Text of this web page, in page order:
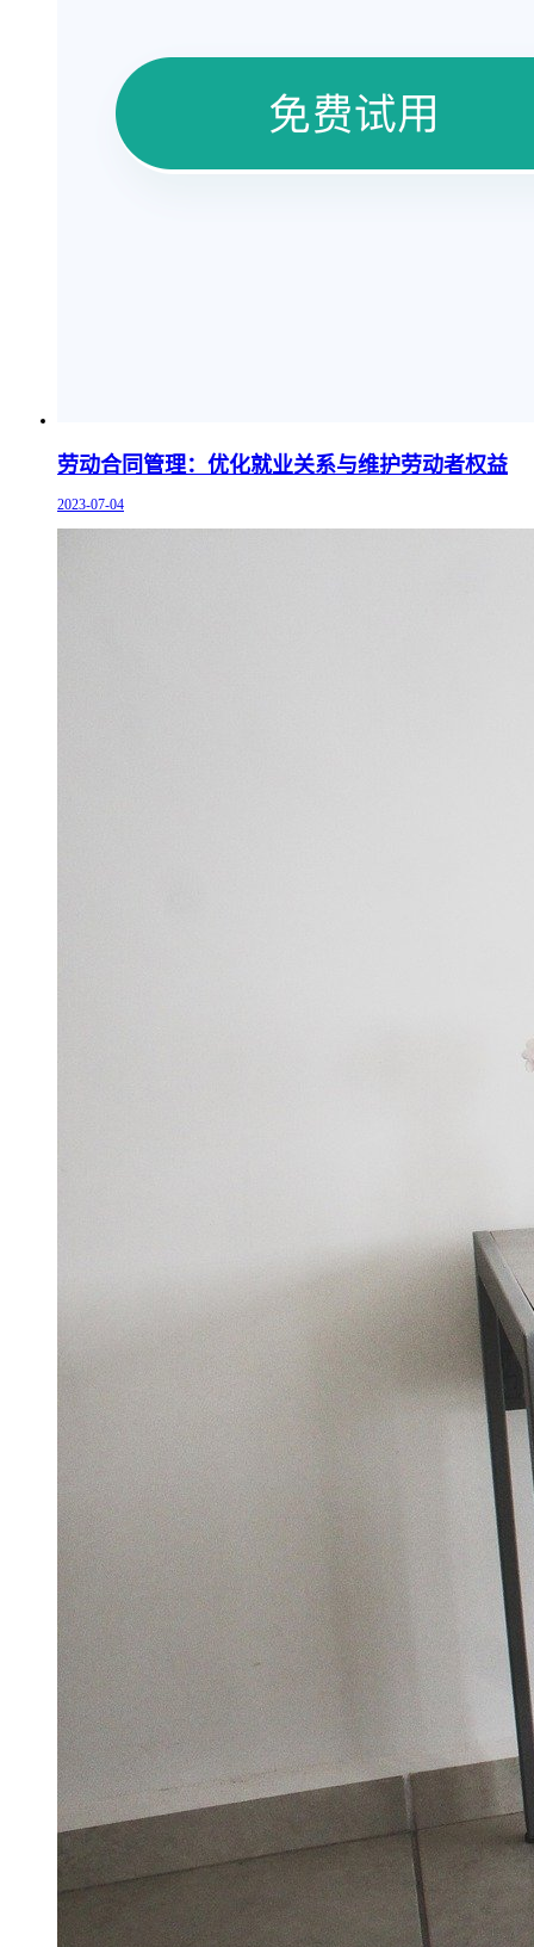
劳动合同管理：优化就业关系与维护劳动者权益
2023-07-04